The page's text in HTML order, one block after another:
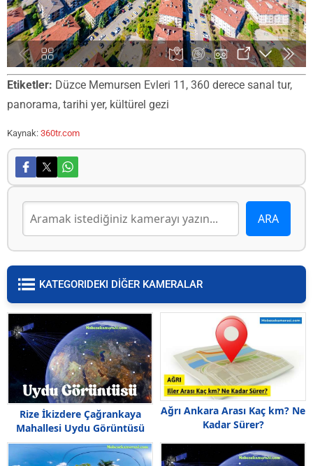
Etiketler: Düzce Memursen Evleri 11, 360 derece sanal tur,
panorama, tarihi yer, kültürel gezi
Kaynak: 360tr.com
KATEGORIDEKI DİĞER KAMERALAR
Rize İkizdere Çağrankaya
Mahallesi Uydu Görüntüsü
Ağrı Ankara Arası Kaç km? Ne
Kadar Sürer?